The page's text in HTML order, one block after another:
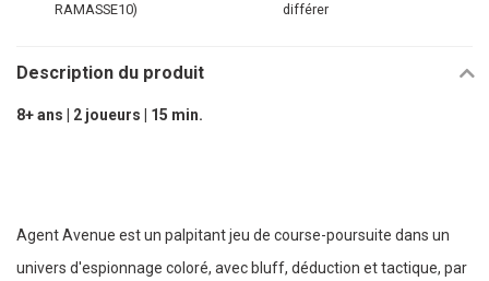
RAMASSE10)
différer
Description du produit
8+ ans | 2 joueurs | 15 min.
Agent Avenue est un palpitant jeu de course-poursuite dans un
univers d'espionnage coloré, avec bluff, déduction et tactique, par